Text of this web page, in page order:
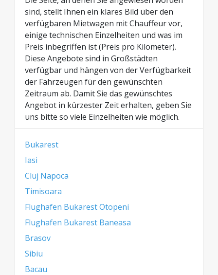
sind, stellt Ihnen ein klares Bild über den
verfügbaren Mietwagen mit Chauffeur vor,
einige technischen Einzelheiten und was im
Preis inbegriffen ist (Preis pro Kilometer).
Diese Angebote sind in Großstädten
verfügbar und hängen von der Verfügbarkeit
der Fahrzeugen für den gewünschten
Zeitraum ab. Damit Sie das gewünschtes
Angebot in kürzester Zeit erhalten, geben Sie
uns bitte so viele Einzelheiten wie möglich.
Bukarest
Iasi
Cluj Napoca
Timisoara
Flughafen Bukarest Otopeni
Flughafen Bukarest Baneasa
Brasov
Sibiu
Bacau